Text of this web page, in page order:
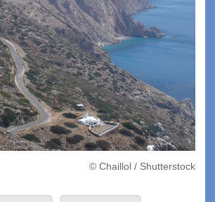
© Chaillol / Shutterstock